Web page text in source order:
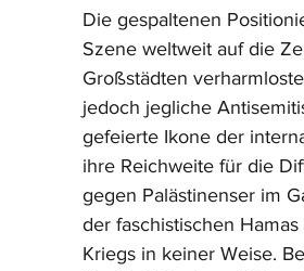
Die gespaltenen
Szene weltweit auf die
Großstädten
jedoch jegliche
gefeierte Ikone der
ihre Reichweite für die
gegen Palästinenser im
der faschistischen
Kriegs in keiner Weise.